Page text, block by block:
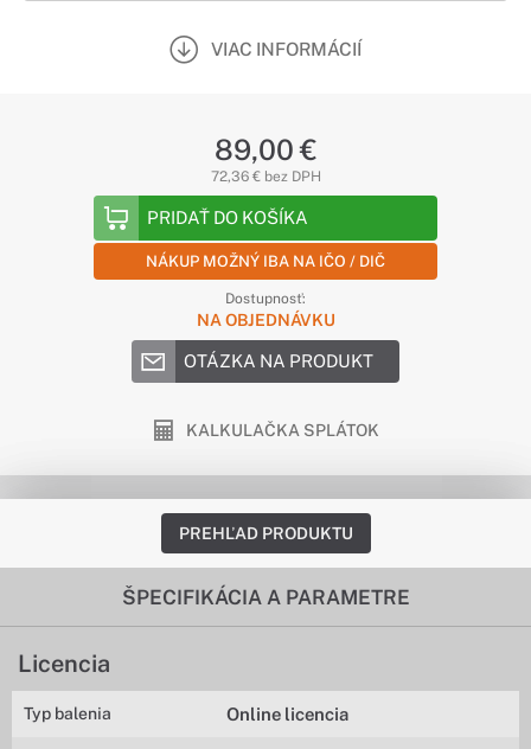
VIAC INFORMÁCIÍ
89,00 €
72,36 € bez DPH
PRIDAŤ DO KOŠÍKA
NÁKUP MOŽNÝ IBA NA IČO / DIČ
Dostupnosť:
NA OBJEDNÁVKU
OTÁZKA NA PRODUKT
KALKULAČKA SPLÁTOK
PREHĽAD PRODUKTU
ŠPECIFIKÁCIA A PARAMETRE
Licencia
Typ balenia Online licencia